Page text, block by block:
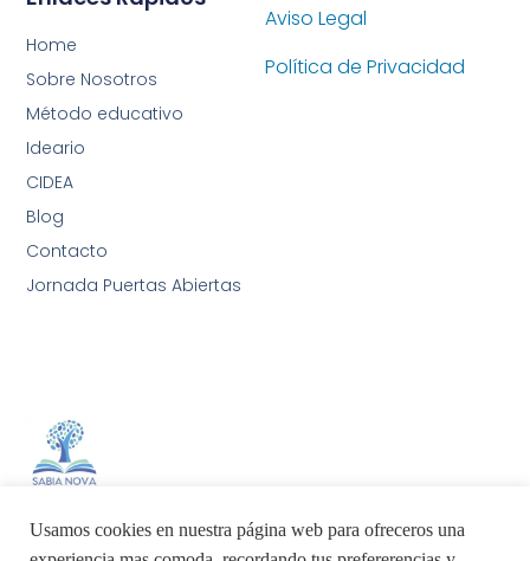
Aviso Legal
Política de Privacidad
Home
Sobre Nosotros
Método educativo
Ideario
CIDEA
Blog
Contacto
Jornada Puertas Abiertas
Usamos cookies en nuestra página web para ofreceros una